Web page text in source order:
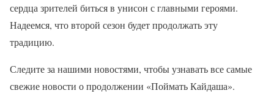
сердца зрителей биться в унисон с главными героями.
Надеемся, что второй сезон будет продолжать эту
традицию.
Следите за нашими новостями, чтобы узнавать все самые
свежие новости о продолжении «Поймать Кайдаша».